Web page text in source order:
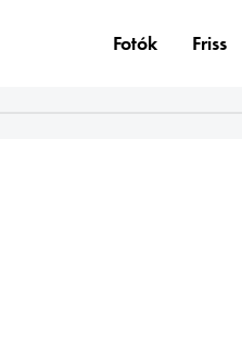
Fotók Friss